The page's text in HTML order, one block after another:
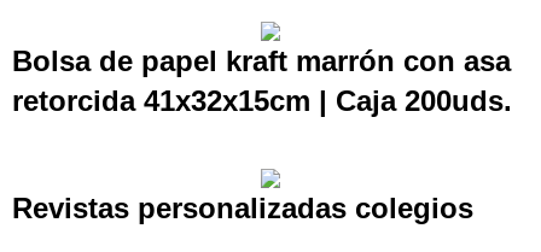
Bolsa de papel kraft marrón con asa
retorcida 41x32x15cm | Caja 200uds.
Revistas personalizadas colegios